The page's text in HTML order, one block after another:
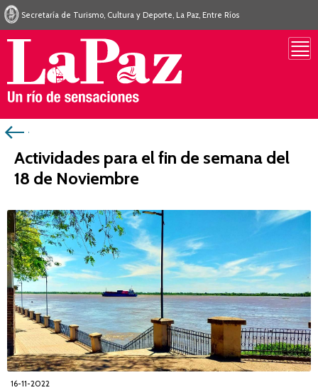
Secretaría de Turismo, Cultura y Deporte, La Paz, Entre Ríos
Actividades para el fin de semana del
18 de Noviembre
16-11-2022